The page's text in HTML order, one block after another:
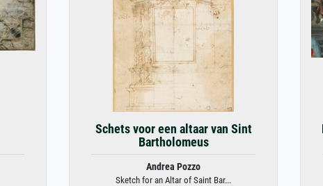
Schets voor een altaar van Sint
Bartholomeus
Andrea Pozzo
Sketch for an Altar of Saint Bar...